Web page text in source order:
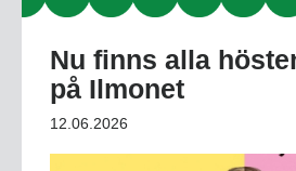
Nu finns alla
på Ilmonet
12.06.2026